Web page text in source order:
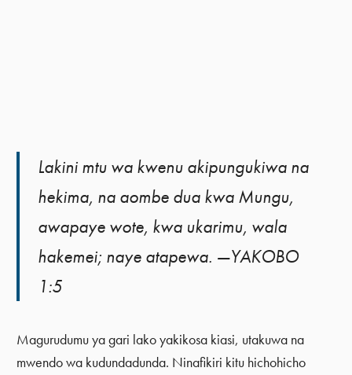
Lakini mtu wa kwenu akipungukiwa na
hekima, na aombe dua kwa Mungu,
awapaye wote, kwa ukarimu, wala
hakemei; naye atapewa. —YAKOBO
1:5
Magurudumu ya gari lako yakikosa kiasi, utakuwa na
mwendo wa kudundadunda. Ninafikiri kitu hichohicho